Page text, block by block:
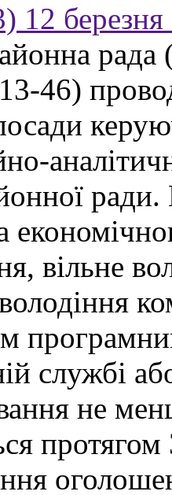
12 березня
рада
46)
вільне
службі
не
протягом